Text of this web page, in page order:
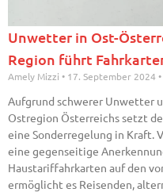
Unwetter in Ost-
Region führt
Amely Mizzi 17. September 2024
Aufgrund schwerer Unwetter
Ostregion Österreichs setzt
eine Sonderregelung in Kraft.
eine gegenseitige
Haustariffahrkarten auf den
ermöglicht es Reisenden,